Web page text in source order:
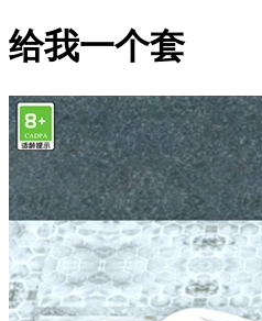
给我一个套